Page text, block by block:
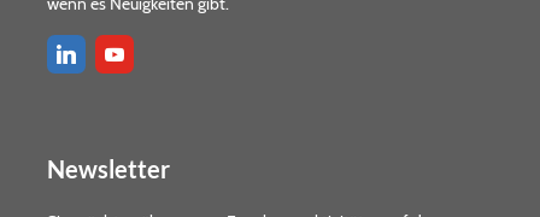
Newsletter